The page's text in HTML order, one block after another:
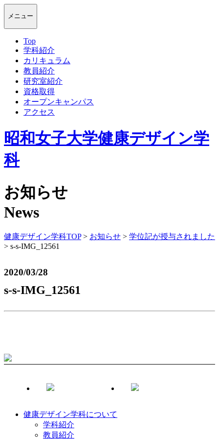
メニュー
Top
学科紹介
カリキュラム
教員紹介
研究室紹介
資格取得
オープンキャンパス
アクセス
昭和女子大学健康デザイン学
科
お知らせ
News
健康デザイン学科TOP> お知らせ > 学位記が授与されました
> s-s-IMG_12561
2020/03/28
s-s-IMG_12561
健康デザイン学科について
学科紹介
教員紹介